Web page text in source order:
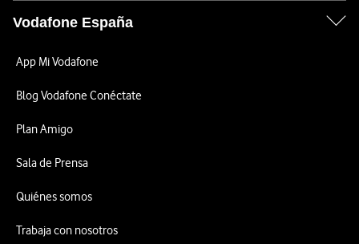
Vodafone España
App Mi Vodafone
Blog Vodafone Conéctate
Plan Amigo
Sala de Prensa
Quiénes somos
Trabaja con nosotros